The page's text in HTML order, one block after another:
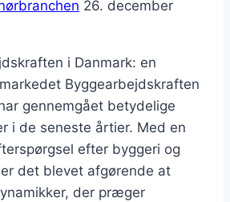
26. december
i Danmark: en
Byggearbejdskraften
gennemgået betydelige
i de seneste årtier. Med en
efter byggeri og
det blevet afgørende at
der præger